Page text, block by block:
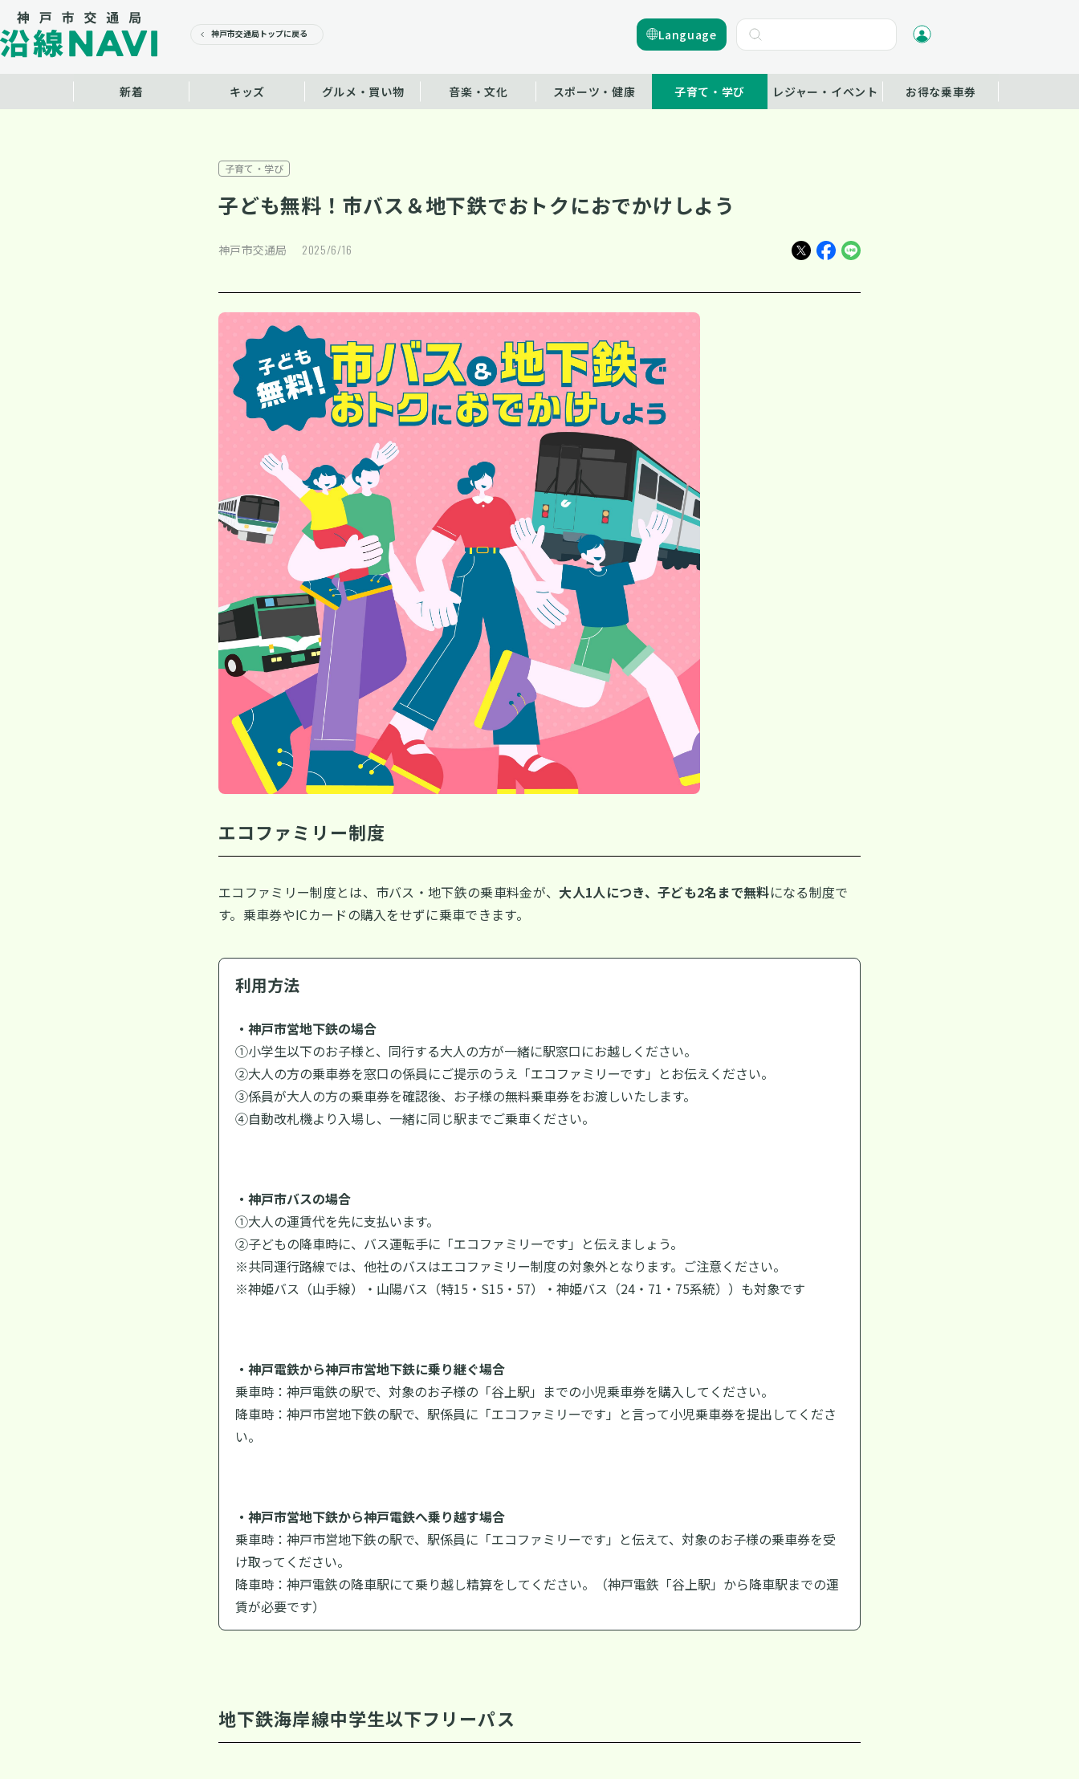
神戸市交通局トップに戻る Language
新着 キッズ グルメ・買い物 音楽・文化 スポーツ・健康 子育て・学び レジャー・イベント お得な乗車券
子育て・学び
子ども無料！市バス＆地下鉄でおトクにおでかけしよう
神戸市交通局 2025/6/16
エコファミリー制度
エコファミリー制度とは、市バス・地下鉄の乗車料金が、 大人1人につき、子ども2名まで無料になる制度で
す。乗車券やICカードの購入をせずに乗車できます。
利用方法
・神戸市営地下鉄の場合
①小学生以下のお子様と、同行する大人の方が一緒に駅窓口にお越しください。
②大人の方の乗車券を窓口の係員にご提示のうえ「エコファミリーです」とお伝えください。
③係員が大人の方の乗車券を確認後、お子様の無料乗車券をお渡しいたします。
④自動改札機より入場し、一緒に同じ駅までご乗車ください。
・神戸市バスの場合
①大人の運賃代を先に支払います。
②子どもの降車時に、バス運転手に「エコファミリーです」と伝えましょう。
※共同運行路線では、他社のバスはエコファミリー制度の対象外となります。ご注意ください。
※神姫バス（山手線）・山陽バス（特15・S15・57）・神姫バス（24・71・75系統））も対象です
・神戸電鉄から神戸市営地下鉄に乗り継ぐ場合
乗車時：神戸電鉄の駅で、対象のお子様の「谷上駅」までの小児乗車券を購入してください。
降車時：神戸市営地下鉄の駅で、駅係員に「エコファミリーです」と言って小児乗車券を提出してくださ
い。
・神戸市営地下鉄から神戸電鉄へ乗り越す場合
乗車時：神戸市営地下鉄の駅で、駅係員に「エコファミリーです」と伝えて、対象のお子様の乗車券を受
け取ってください。
降車時：神戸電鉄の降車駅にて乗り越し精算をしてください。（神戸電鉄「谷上駅」から降車駅までの運
賃が必要です）
地下鉄海岸線中学生以下フリーパス